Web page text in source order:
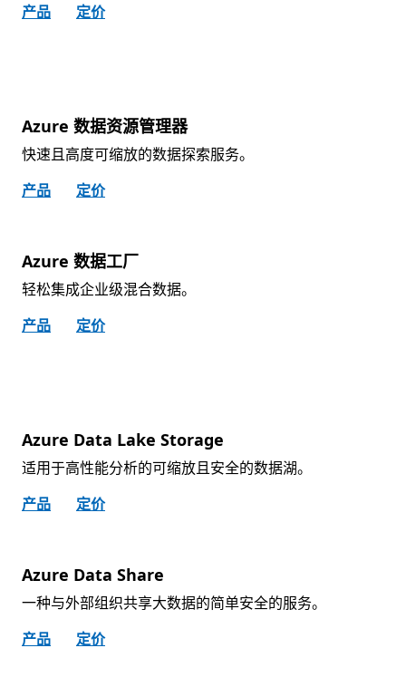
产品 定价
Azure 数据资源管理器
快速且高度可缩放的数据探索服务。
产品
定价
Azure 数据工厂
轻松集成企业级混合数据。
产品
定价
Azure Data Lake Storage
适用于高性能分析的可缩放且安全的数据湖。
产品
定价
Azure Data Share
一种与外部组织共享大数据的简单安全的服务。
产品
定价